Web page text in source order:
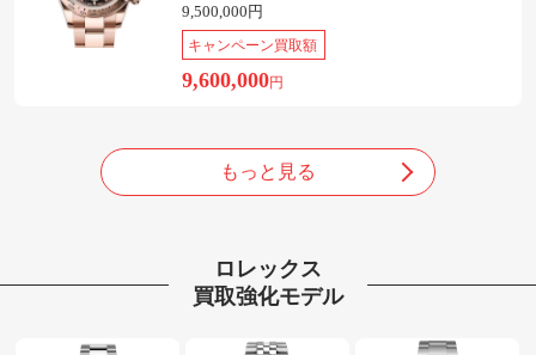
9,500,000円
キャンペーン買取額
9,600,000円
もっと見る
ロレックス
買取強化モデル